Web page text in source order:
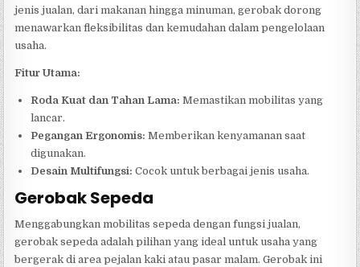
jenis jualan, dari makanan hingga minuman, gerobak dorong
menawarkan fleksibilitas dan kemudahan dalam pengelolaan
usaha.
Fitur Utama:
Roda Kuat dan Tahan Lama: Memastikan mobilitas yang
lancar.
Pegangan Ergonomis: Memberikan kenyamanan saat
digunakan.
Desain Multifungsi: Cocok untuk berbagai jenis usaha.
Gerobak Sepeda
Menggabungkan mobilitas sepeda dengan fungsi jualan,
gerobak sepeda adalah pilihan yang ideal untuk usaha yang
bergerak di area pejalan kaki atau pasar malam. Gerobak ini